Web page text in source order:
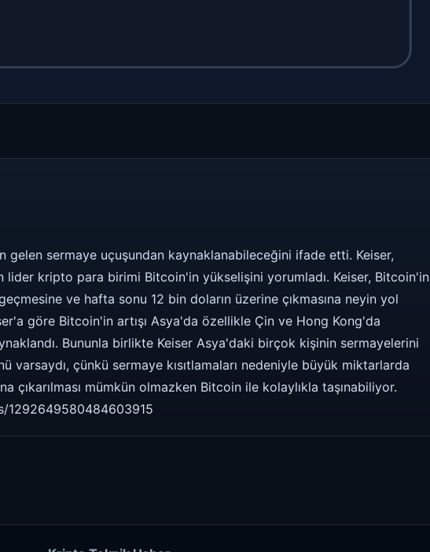
gelen sermaye uçuşundan kaynaklanabileceğini ifade etti. Keiser,
lider kripto para birimi Bitcoin'in yükselişini yorumladı. Keiser, Bitcoin'in
ve hafta sonu 12 bin doların üzerine çıkmasına neyin yol
göre Bitcoin'in artışı Asya'da özellikle Çin ve Hong Kong'da
Bununla birlikte Keiser Asya'daki birçok kişinin sermayelerini
varsaydı, çünkü sermaye kısıtlamaları nedeniyle büyük miktarlarda
çıkarılması mümkün olmazken Bitcoin ile kolaylıkla taşınabiliyor.
1292649580484603915